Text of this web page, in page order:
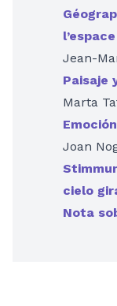
Jean-
Paisaje
Marta
Joan
cielo
Nota